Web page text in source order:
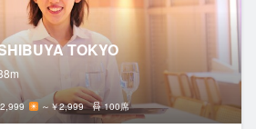
TOKYO
～￥2,999 100席